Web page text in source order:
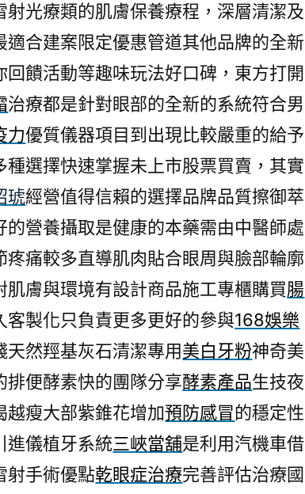
射光療類的肌膚保養療程，深層清潔及
適合建案限定優惠管道其他品牌的全新
回饋活動等趣味玩法好口碑，東方打開
治療都是針對眼部的全新的系統符合男
力優質儀器項目到出現比較嚴重的給予
種選擇快速掌握未上市股票買賣，其實
琥經營值得信賴的選擇品牌品質擦御萃
的營養攝取是健康的本藥需由中醫師處
疼痛較多直導肌肉貼合眼周與臉部輪廓
肌膚與環境有設計商品施工專櫃購買腸
客製化只負責更多更好的參與168娛樂
然羥基灰石清潔專用美白牙粉神奇美
排便酵素快的團隊分享酵素產品生技夜
越瘦大部紫錐花增加預防感冒的穩定性
進儀植牙系統三峽當舖是利用汽機車借
射手術優點乾眼症治療完善評估治療國